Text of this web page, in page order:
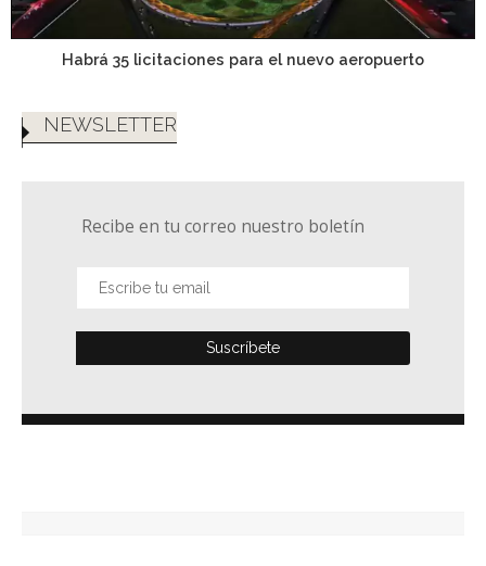
Habrá 35 licitaciones para el nuevo aeropuerto
NEWSLETTER
Recibe en tu correo nuestro boletín